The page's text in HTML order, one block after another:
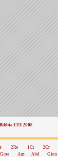
CEI 2008
2Re 1Cr 2Cr
Gioe Am Abd Gion